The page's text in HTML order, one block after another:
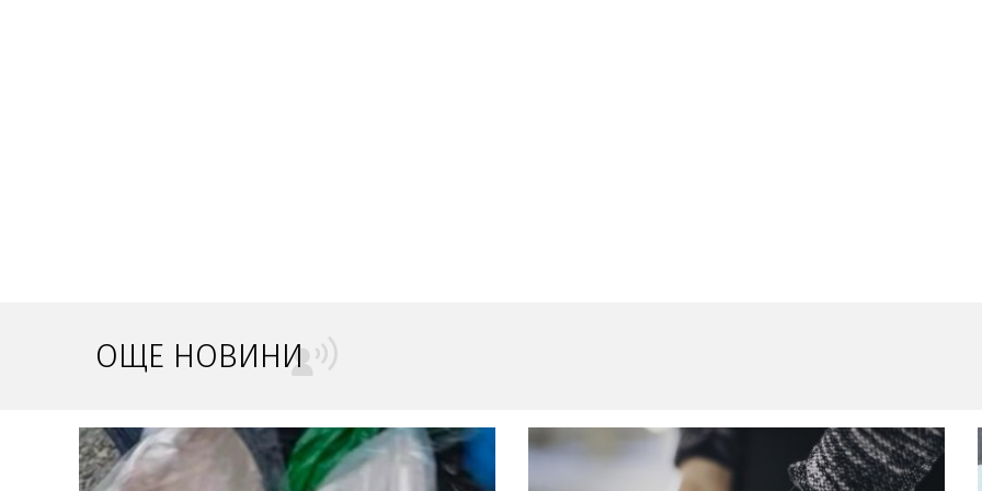
ОЩЕ НОВИНИ